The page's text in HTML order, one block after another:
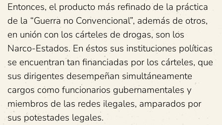
Entonces, el producto más refinado de la práctica
de la “Guerra no Convencional”, además de otros,
en unión con los cárteles de drogas, son los
Narco-Estados. En éstos sus instituciones políticas
se encuentran tan financiadas por los cárteles, que
sus dirigentes desempeñan simultáneamente
cargos como funcionarios gubernamentales y
miembros de las redes ilegales, amparados por
sus potestades legales.